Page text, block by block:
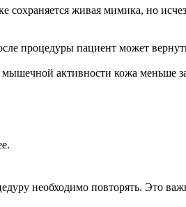
живая мимика, но
процедуры пациент может
активности кожа меньше
необходимо повторять. Это